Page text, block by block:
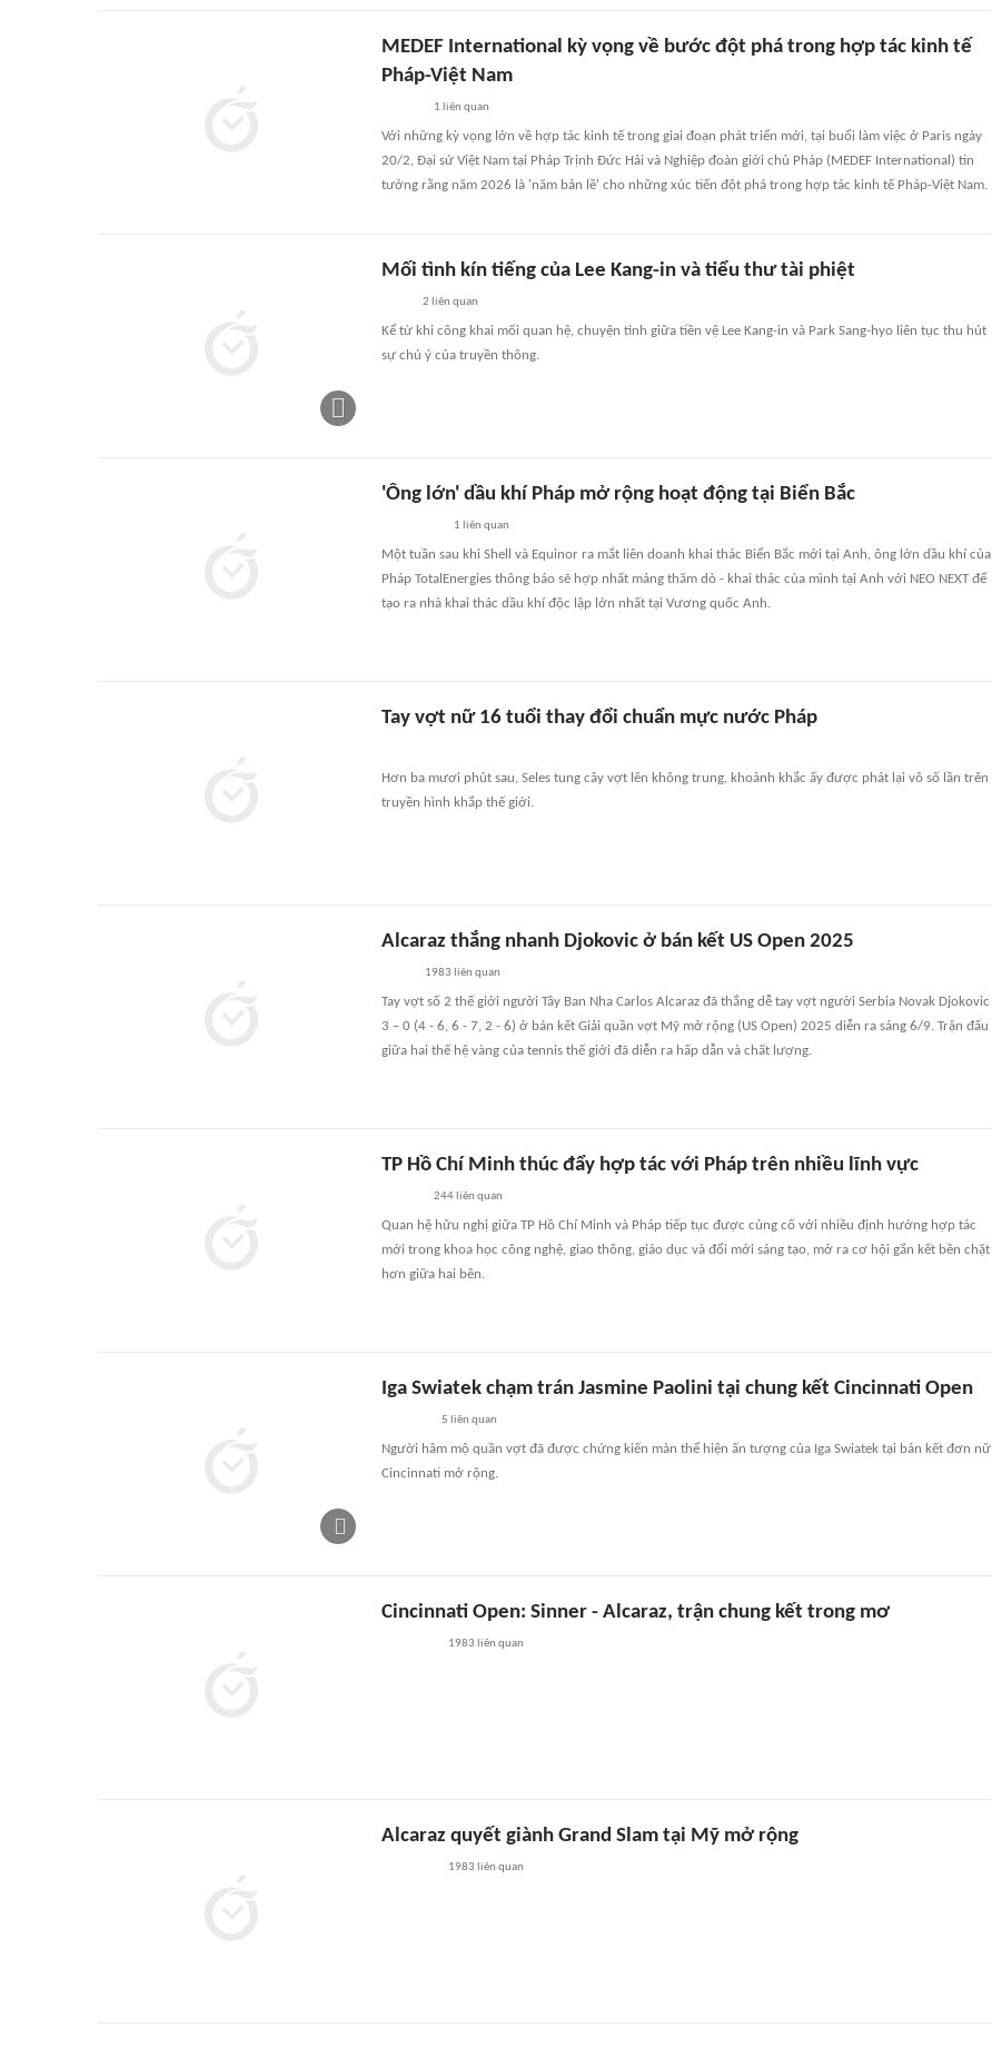
MEDEF International kỳ vọng về bước đột phá trong hợp tác kinh tế
Pháp-Việt Nam
1 liên quan
Với những kỳ vọng lớn về hợp tác kinh tế trong giai đoạn phát triển mới, tại buổi làm việc ở Paris ngày
20/2, Đại sứ Việt Nam tại Pháp Trịnh Đức Hải và Nghiệp đoàn giới chủ Pháp (MEDEF International) tin
tưởng rằng năm 2026 là 'năm bản lề' cho những xúc tiến đột phá trong hợp tác kinh tế Pháp-Việt Nam.
Mối tình kín tiếng của Lee Kang-in và tiểu thư tài phiệt
2 liên quan
Kể từ khi công khai mối quan hệ, chuyện tình giữa tiền vệ Lee Kang-in và Park Sang-hyo liên tục thu hút
sự chú ý của truyền thông.
'Ông lớn' dầu khí Pháp mở rộng hoạt động tại Biển Bắc
1 liên quan
Một tuần sau khi Shell và Equinor ra mắt liên doanh khai thác Biển Bắc mới tại Anh, ông lớn dầu khí của
Pháp TotalEnergies thông báo sẽ hợp nhất mảng thăm dò - khai thác của mình tại Anh với NEO NEXT để
tạo ra nhà khai thác dầu khí độc lập lớn nhất tại Vương quốc Anh.
Tay vợt nữ 16 tuổi thay đổi chuẩn mực nước Pháp
Hơn ba mươi phút sau, Seles tung cây vợt lên không trung, khoảnh khắc ấy được phát lại vô số lần trên
truyền hình khắp thế giới.
Alcaraz thắng nhanh Djokovic ở bán kết US Open 2025
1983 liên quan
Tay vợt số 2 thế giới người Tây Ban Nha Carlos Alcaraz đã thắng dễ tay vợt người Serbia Novak Djokovic
3 – 0 (4 - 6, 6 - 7, 2 - 6) ở bán kết Giải quần vợt Mỹ mở rộng (US Open) 2025 diễn ra sáng 6/9. Trận đấu
giữa hai thế hệ vàng của tennis thế giới đã diễn ra hấp dẫn và chất lượng.
TP Hồ Chí Minh thúc đẩy hợp tác với Pháp trên nhiều lĩnh vực
244liên quan
Quan hệ hữu nghị giữa TP Hồ Chí Minh và Pháp tiếp tục được củng cố với nhiều định hướng hợp tác
mới trong khoa học công nghệ, giao thông, giáo dục và đổi mới sáng tạo, mở ra cơ hội gắn kết bền chặt
hơn giữa hai bên.
Iga Swiatek chạm trán Jasmine Paolini tại chung kết Cincinnati Open
5 liên quan
Người hâm mộ quần vợt đã được chứng kiến màn thể hiện ấn tượng của Iga Swiatek tại bán kết đơn nữ
Cincinnati mở rộng.
Cincinnati Open: Sinner - Alcaraz, trận chung kết trong mơ
1983 liên quan
Alcaraz quyết giành Grand Slam tại Mỹ mở rộng
1983 liên quan